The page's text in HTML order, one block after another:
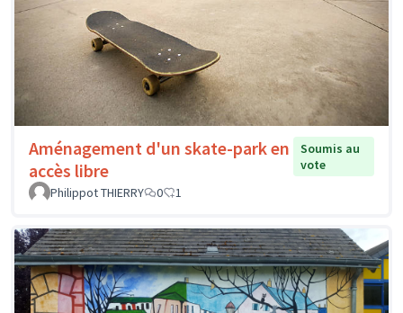
Aménagement d'un skate-park en
accès libre
Soumis au
vote
Philippot THIERRY
0 1